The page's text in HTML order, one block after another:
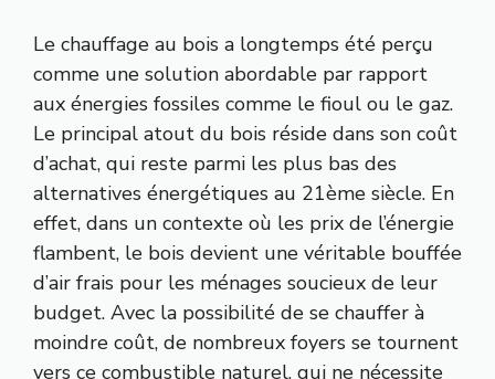
Le chauffage au bois a longtemps été perçu
comme une solution abordable par rapport
aux énergies fossiles comme le fioul ou le gaz.
Le principal atout du bois réside dans son coût
d’achat, qui reste parmi les plus bas des
alternatives énergétiques au 21ème siècle. En
effet, dans un contexte où les prix de l’énergie
flambent, le bois devient une véritable bouffée
d’air frais pour les ménages soucieux de leur
budget. Avec la possibilité de se chauffer à
moindre coût, de nombreux foyers se tournent
vers ce combustible naturel, qui ne nécessite